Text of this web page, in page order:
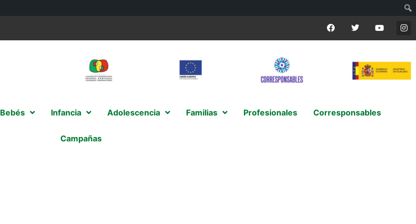
Bebés Infancia Adolescencia Familias Profesionales Corresponsables
Campañas